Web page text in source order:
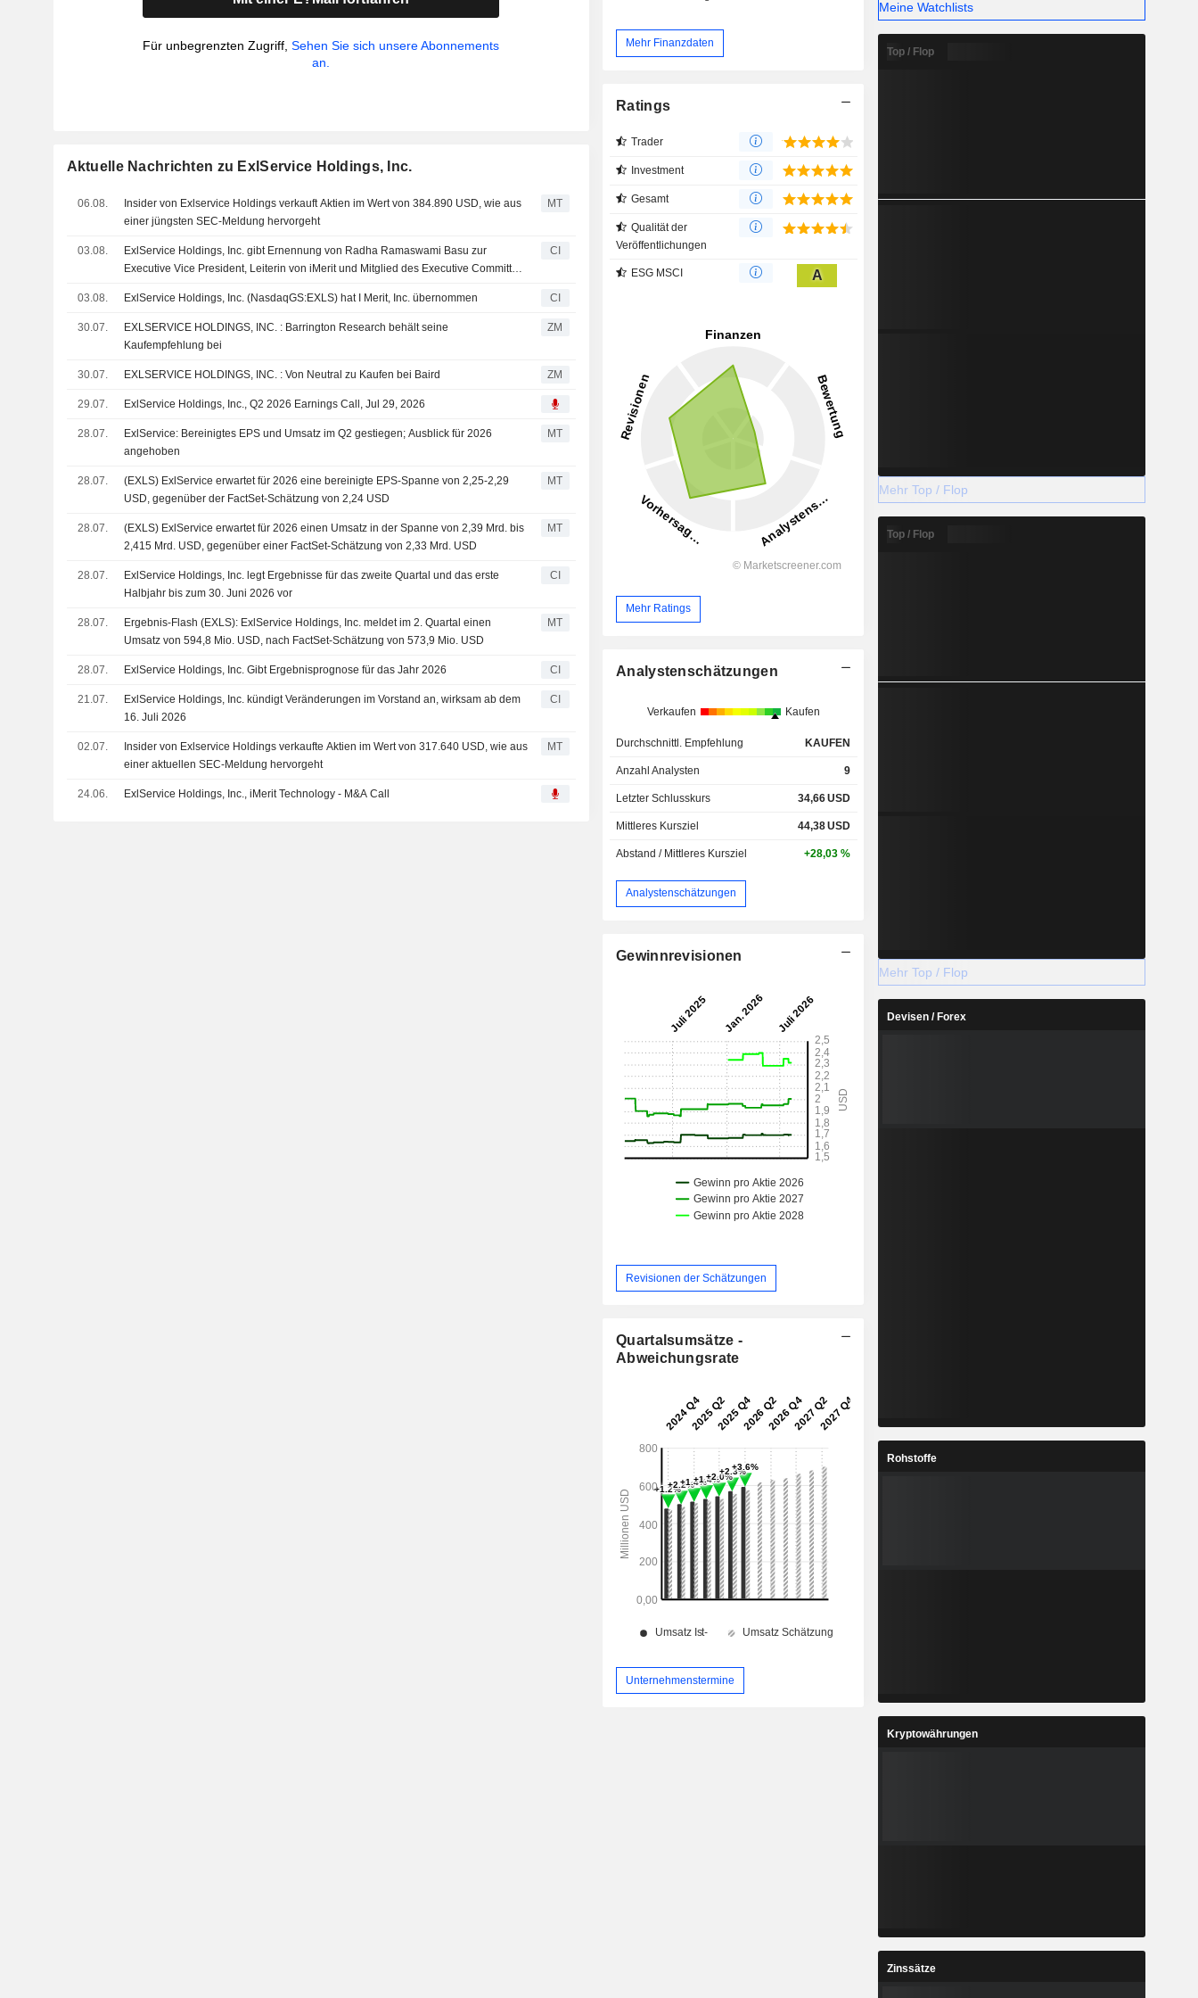
Für unbegrenzten Zugriff,Sehen Sie sich unsere Abonnements
an.
Aktuelle Nachrichten zu ExlService Holdings, Inc.
06.08.
Insider von Exlservice Holdings verkauft Aktien im Wert von 384.890 USD, wie aus
einer jüngsten SEC-Meldung hervorgeht
MT
03.08.
ExlService Holdings, Inc. gibt Ernennung von Radha Ramaswami Basu zur
Executive Vice President, Leiterin von iMerit und Mitglied des Executive Committee
CI
03.08. ExlService Holdings, Inc. (NasdaqGS:EXLS) hat I Merit, Inc. übernommen CI
30.07.
EXLSERVICE HOLDINGS, INC. : Barrington Research behält seine
Kaufempfehlung bei
ZM
30.07. EXLSERVICE HOLDINGS, INC. : Von Neutral zu Kaufen bei Baird ZM
29.07. ExlService Holdings, Inc., Q2 2026 Earnings Call, Jul 29, 2026
28.07.
ExlService: Bereinigtes EPS und Umsatz im Q2 gestiegen; Ausblick für 2026
angehoben
MT
28.07.
(EXLS) ExlService erwartet für 2026 eine bereinigte EPS-Spanne von 2,25-2,29
USD, gegenüber der FactSet-Schätzung von 2,24 USD
MT
28.07.
(EXLS) ExlService erwartet für 2026 einen Umsatz in der Spanne von 2,39 Mrd. bis
2,415 Mrd. USD, gegenüber einer FactSet-Schätzung von 2,33 Mrd. USD
MT
28.07.
ExlService Holdings, Inc. legt Ergebnisse für das zweite Quartal und das erste
Halbjahr bis zum 30. Juni 2026 vor
CI
28.07.
Ergebnis-Flash (EXLS): ExlService Holdings, Inc. meldet im 2. Quartal einen
Umsatz von 594,8 Mio. USD, nach FactSet-Schätzung von 573,9 Mio. USD
MT
28.07. ExlService Holdings, Inc. Gibt Ergebnisprognose für das Jahr 2026 CI
21.07.
ExlService Holdings, Inc. kündigt Veränderungen im Vorstand an, wirksam ab dem
16. Juli 2026
CI
02.07.
Insider von Exlservice Holdings verkaufte Aktien im Wert von 317.640 USD, wie aus
einer aktuellen SEC-Meldung hervorgeht
MT
24.06. ExlService Holdings, Inc., iMerit Technology - M&A Call
Geschäftsbereich IGM konzentriert sich auf die
globale Reichweite außerhalb Nordamerikas.
Mehr Finanzdaten
Ratings
Trader
Investment
Gesamt
Qualität der
Veröffentlichungen
ESG MSCI A
Mehr Ratings
Analystenschätzungen
Verkaufen Kaufen
Durchschnittl. Empfehlung KAUFEN
Anzahl Analysten 9
Letzter Schlusskurs 34,66USD
Mittleres Kursziel 44,38USD
Abstand / Mittleres Kursziel +28,03 %
Analystenschätzungen
Gewinnrevisionen
Revisionen der Schätzungen
Quartalsumsätze -
Abweichungsrate
Unternehmenstermine
Meine Watchlists
Top / Flop
Mehr Top / Flop
Top / Flop
Mehr Top / Flop
Devisen / Forex
Rohstoffe
Kryptowährungen
Zinssätze